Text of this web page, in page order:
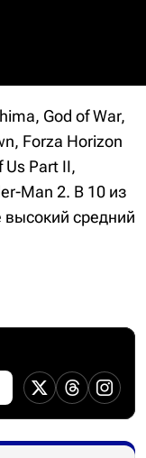
God of War,
Forza Horizon
Us Part II,
Man 2. В 10 из
высокий средний